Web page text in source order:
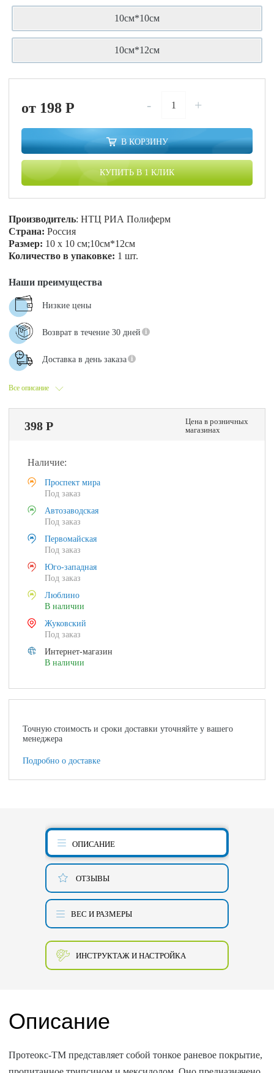
10см*10см
10см*12см
от 198P - +
В КОРЗИНУ
КУПИТЬ В 1 КЛИК
Производитель: НТЦ РИА Полиферм
Страна: Россия
Размер: 10 х 10 см;10см*12см
Количество в упаковке: 1 шт.
Все описание
Наши преимущества
Низкие цены
Возврат в течение 30 дней
Доставка в день заказа
398 Р
Цена в розничных
магазинах
Наличие:
Проспект мира
Под заказ
Автозаводская
Под заказ
Первомайская
Под заказ
Юго-западная
Под заказ
Люблино
В наличии
Жуковский
Под заказ
Интернет-магазин
В наличии
Точную стоимость и сроки доставки уточняйте у вашего
менеджера
Подробно о доставке
ОПИСАНИЕ
ОТЗЫВЫ
ВЕС И РАЗМЕРЫ
ИНСТРУКТАЖ И НАСТРОЙКА
Описание
Протеокс-ТМ представляет собой тонкое раневое покрытие,